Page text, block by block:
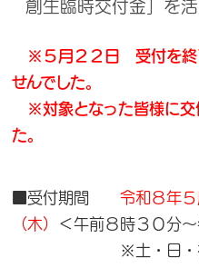
創生臨時交付金」を活
※５月２２日 受付を終
せんでした。
※対象となった皆様に
た。
■受付期間 令和８年
（木）
＜午前８時３０分
※土・日・祝日